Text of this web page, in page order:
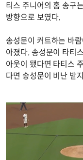
티스 주니어의 홈 송구
방향으로 보였다.
송성문이 커트하는 바
아졌다. 송성문이 타티
아웃이 됐다면 타티스
다면 송성문이 비난 받